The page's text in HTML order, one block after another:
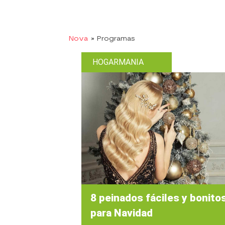
Nova » Programas
HOGARMANIA
8 peinados fáciles y
para Navidad